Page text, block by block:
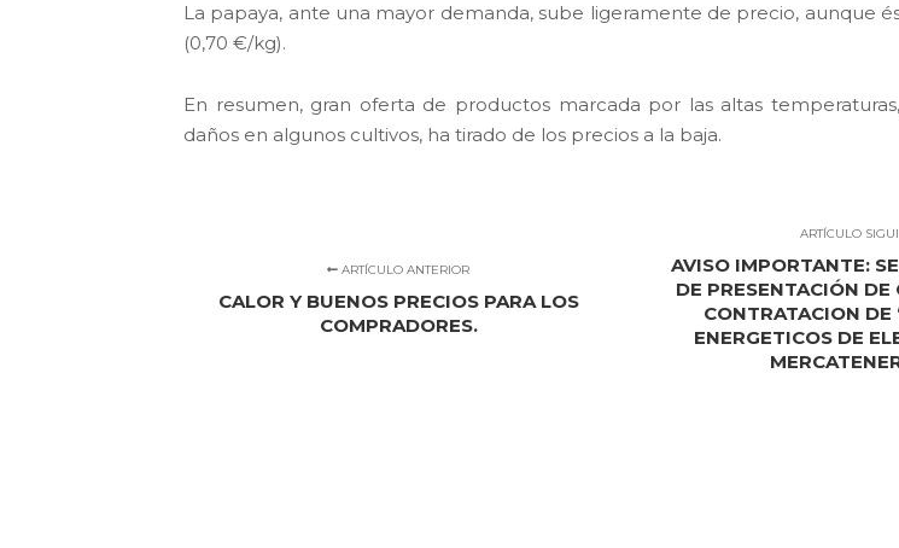
La papaya, ante una mayor demanda, sube ligeramente de precio, aunque
(0,70 €/kg).
En resumen, gran oferta de productos marcada por las altas
daños en algunos cultivos, ha tirado de los precios a la baja.
ARTÍCULO ANTERIOR
CALOR Y BUENOS PRECIOS PARA LOS
COMPRADORES.
ARTÍCULO
AVISO IMPORTANTE:
DE PRESENTACIÓN DE
CONTRATACION
ENERGETICOS DE